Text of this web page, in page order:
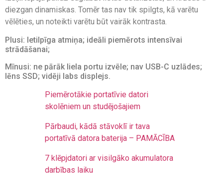
diezgan dinamiskas. Tomēr tas nav tik spilgts, kā varētu
vēlēties, un noteikti varētu būt vairāk kontrasta.
Plusi: Ietilpīga atmiņa; ideāli piemērots intensīvai
strādāšanai;
Mīnusi: ne pārāk liela portu izvēle; nav USB-C uzlādes;
lēns SSD; vidēji labs displejs.
Piemērotākie portatīvie datori
skolēniem un studējošajiem
Pārbaudi, kādā stāvoklī ir tava
portatīvā datora baterija – PAMĀCĪBA
7 klēpjdatori ar visilgāko akumulatora
darbības laiku